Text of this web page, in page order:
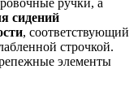
сидений
, соответствующий
строчкой.
элементы